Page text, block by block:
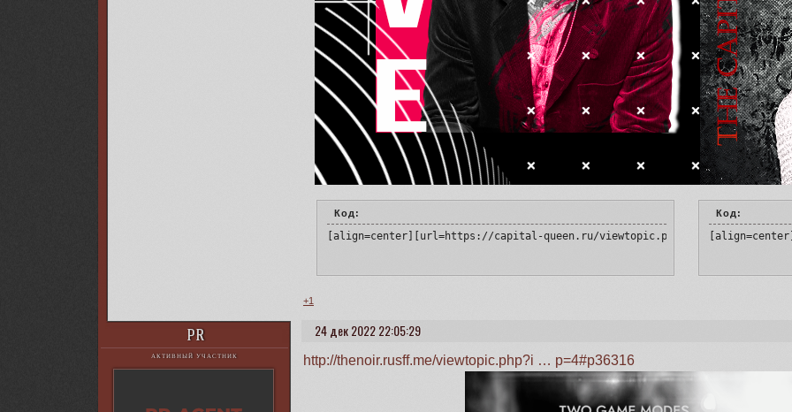
Код:
[align=center][url=https://capital-queen.ru/
Код:
+1
24 дек 2022 22:05:29
PR
АКТИВНЫЙ УЧАСТНИК http://thenoir.rusff.me/viewtopic.php?i … p=4#p36316